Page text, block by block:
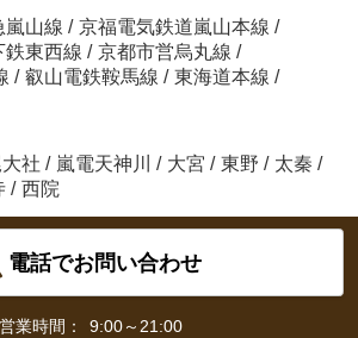
嵐山線 / 京福電気鉄道嵐山本線 /
鉄東西線 / 京都市営烏丸線 /
/ 叡山電鉄鞍馬線 / 東海道本線 /
社 / 嵐電天神川 / 大宮 / 東野 / 太秦 /
/ 西院
電話でお問い合わせ
営業時間： 9:00～21:00